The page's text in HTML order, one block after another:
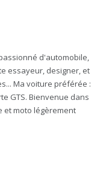
d'automobile,
essayeur, designer, et
Ma voiture préférée :
GTS. Bienvenue dans
et moto légèrement